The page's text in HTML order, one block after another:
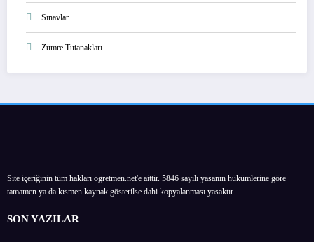
Sınavlar
Zümre Tutanakları
Site içeriğinin tüm hakları ogretmen.net'e aittir. 5846 sayılı yasanın hükümlerine göre
tamamen ya da kısmen kaynak gösterilse dahi kopyalanması yasaktır.
SON YAZILAR